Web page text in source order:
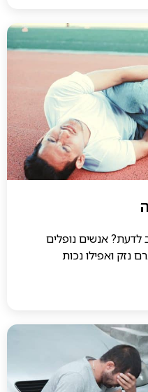
לדעת? אנשים נופלים
נזק ואפילו נכות